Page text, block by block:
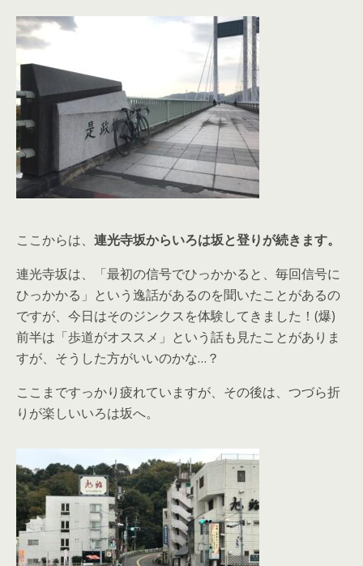
ここからは、 連光寺坂からいろは坂と登りが続きます。
連光寺坂は、「最初の信号でひっかかると、毎回信号に
ひっかかる」という逸話があるのを聞いたことがあるの
ですが、今日はそのジンクスを体験してきました！(爆)
前半は「歩道がオススメ」という話も見たことがありま
すが、そうした方がいいのかな…？
ここまですっかり疲れていますが、その後は、つづら折
りが楽しいいろは坂へ。